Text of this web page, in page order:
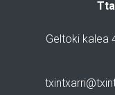
Geltoki kalea